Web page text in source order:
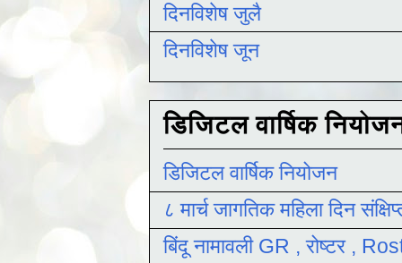
दिनविशेष जुलै
दिनविशेष जून
डिजिटल वार्षिक
डिजिटल वार्षिक नियोजन
८ मार्च जागतिक महिला दिन
बिंदू नामावली GR , रोष्टर ,